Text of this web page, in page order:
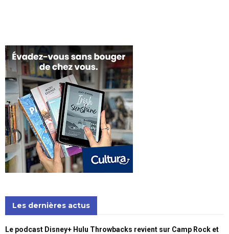
Les dernières actus
Le podcast Disney+ Hulu Throwbacks revient sur Camp Rock et